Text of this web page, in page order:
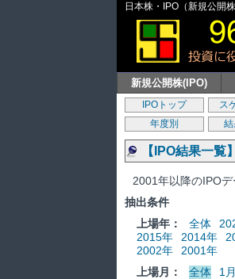
日本株・IPO（新規公開
新規公開株(IPO)
IPOトップ ス
年度別
結
【IPO結果一覧
2001年以降のIPOデ
抽出条件
上場年：
全体
2015年
2014年
2002年
2001年
上場月：
全体 1月